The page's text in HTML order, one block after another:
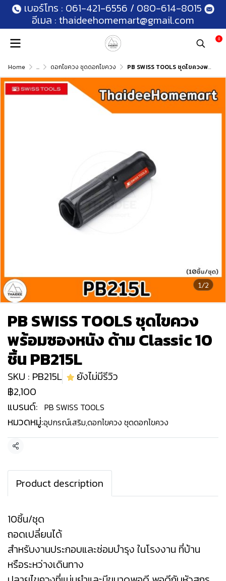
เบอร์โทร : 061-421-6556 / 080-614-8015
อีเมล : thaideehomemart@gmail.com
0
Home ... ดอกไขควง ชุดดอกไขควง PB SWISS TOOLS ชุดไขควงพร้อมซองหนัง ด้าม Classic 10 ชิ้น PB215L
1/2
PB SWISS TOOLS ชุดไขควง
พร้อมซองหนัง ด้าม Classic 10
ชิ้น PB215L
SKU : PB215L
ยังไม่มีรีวิว
฿2,100
แบรนด์: PB SWISS TOOLS
หมวดหมู่:อุปกรณ์เสริม,ดอกไขควง ชุดดอกไขควง
แชร์
Product description
10ชิ้น/ชุด
ถอดเปลี่ยนได้
สำหรับงานประกอบและซ่อมบำรุง ในโรงงาน ที่บ้าน
หรือระหว่างเดินทาง